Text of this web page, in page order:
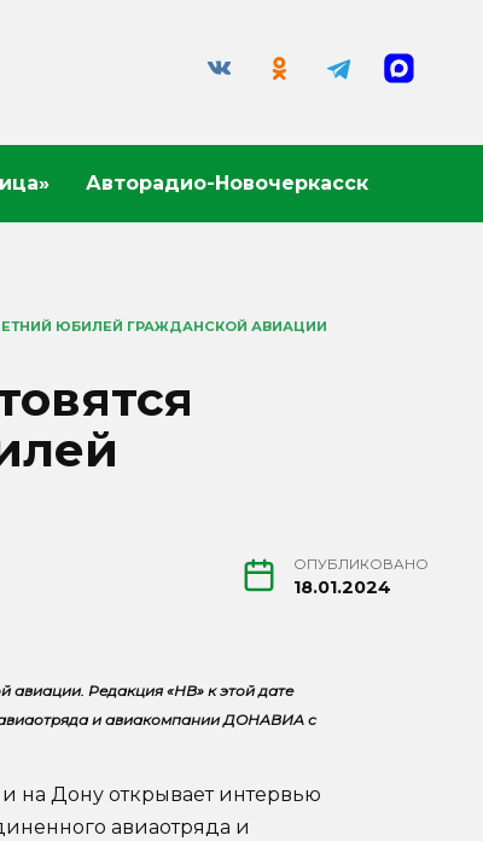
Авторадио-Новочеркасск
ЮБИЛЕЙ ГРАЖДАНСКОЙ АВИАЦИИ
ОПУБЛИКОВАНО
18.01.2024
авиации. Редакция «НВ» к этой дате
авиаотряда и авиакомпании ДОНАВИА с
на Дону открывает интервью
авиаотряда и